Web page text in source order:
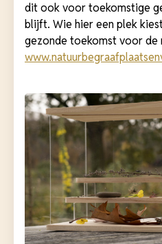
dit ook voor toekomstige
blijft. Wie hier een plek
gezonde toekomst voor de